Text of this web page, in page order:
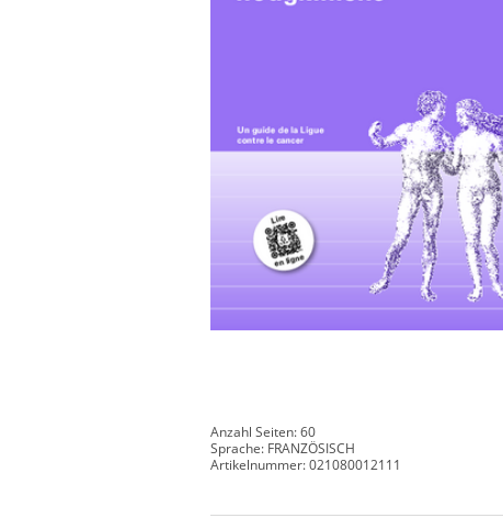
Anzahl Seiten: 60
Sprache: FRANZÖSISCH
Artikelnummer: 021080012111